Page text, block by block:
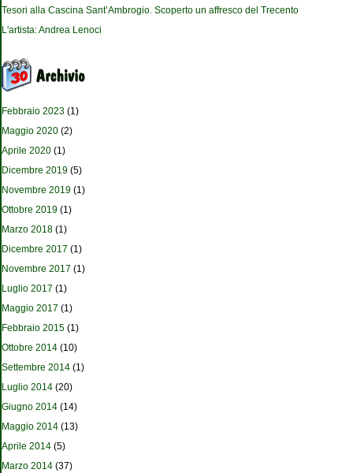
Tesori alla Cascina Sant’Ambrogio. Scoperto un affresco del Trecento
L'artista: Andrea Lenoci
Febbraio 2023 (1)
Maggio 2020 (2)
Aprile 2020 (1)
Dicembre 2019 (5)
Novembre 2019 (1)
Ottobre 2019 (1)
Marzo 2018 (1)
Dicembre 2017 (1)
Novembre 2017 (1)
Luglio 2017 (1)
Maggio 2017 (1)
Febbraio 2015 (1)
Ottobre 2014 (10)
Settembre 2014 (1)
Luglio 2014 (20)
Giugno 2014 (14)
Maggio 2014 (13)
Aprile 2014 (5)
Marzo 2014 (37)